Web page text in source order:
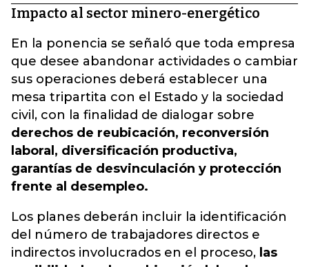
Impacto al sector minero-energético
En la ponencia se señaló que toda empresa
que desee abandonar actividades o cambiar
sus operaciones deberá establecer una
mesa tripartita con el Estado y la sociedad
civil, con la finalidad de dialogar sobre
derechos de reubicación, reconversión
laboral, diversificación productiva,
garantías de desvinculación y protección
frente al desempleo.
Los planes deberán incluir la identificación
del número de trabajadores directos e
indirectos involucrados en el proceso, las